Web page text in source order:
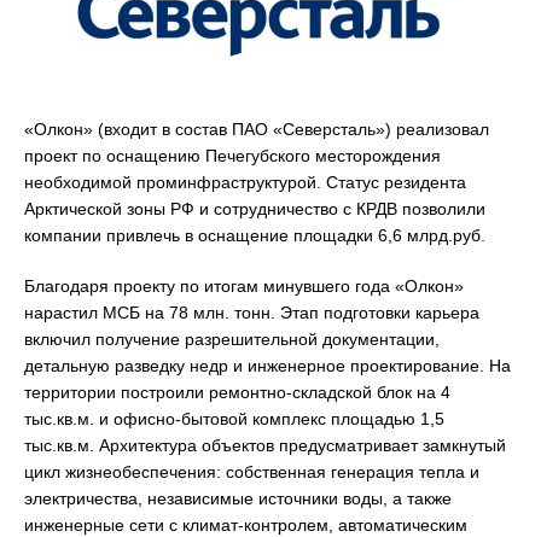
«Олкон» (входит в состав ПАО «Северсталь») реализовал
проект по оснащению Печегубского месторождения
необходимой проминфраструктурой. Статус резидента
Арктической зоны РФ и сотрудничество с КРДВ позволили
компании привлечь в оснащение площадки 6,6 млрд.руб.
Благодаря проекту по итогам минувшего года «Олкон»
нарастил МСБ на 78 млн. тонн. Этап подготовки карьера
включил получение разрешительной документации,
детальную разведку недр и инженерное проектирование. На
территории построили ремонтно-складской блок на 4
тыс.кв.м. и офисно-бытовой комплекс площадью 1,5
тыс.кв.м. Архитектура объектов предусматривает замкнутый
цикл жизнеобеспечения: собственная генерация тепла и
электричества, независимые источники воды, а также
инженерные сети с климат-контролем, автоматическим